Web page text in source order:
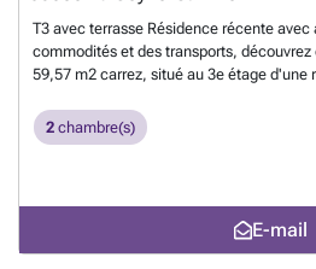
T3 avec terrasse Résidence récente avec
commodités et des transports,
59,57 m2 carrez, situé au 3e étage d'une
compose d'une entrée avec rangements,
lumineuse ouverte sur une cuisine
situé, idéal pour une vie citadine pratique
d'une grande terrasse idéale pour vos
à la vente, à visiter rapidement !
2 chambre(s)
E-mail